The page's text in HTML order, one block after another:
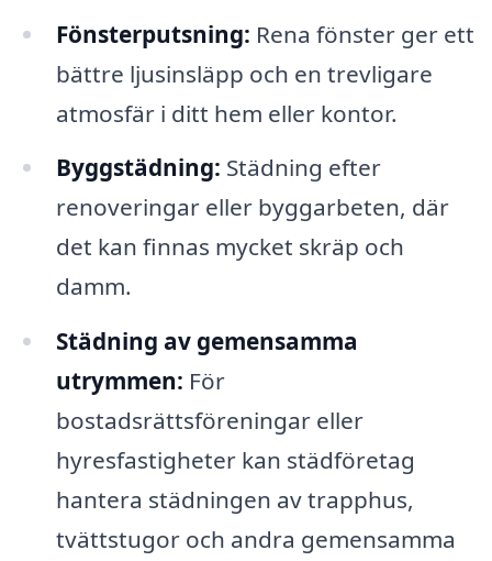
Fönsterputsning: Rena fönster ger ett
bättre ljusinsläpp och en trevligare
atmosfär i ditt hem eller kontor.
Byggstädning: Städning efter
renoveringar eller byggarbeten, där
det kan finnas mycket skräp och
damm.
Städning av gemensamma
utrymmen: För
bostadsrättsföreningar eller
hyresfastigheter kan städföretag
hantera städningen av trapphus,
tvättstugor och andra gemensamma